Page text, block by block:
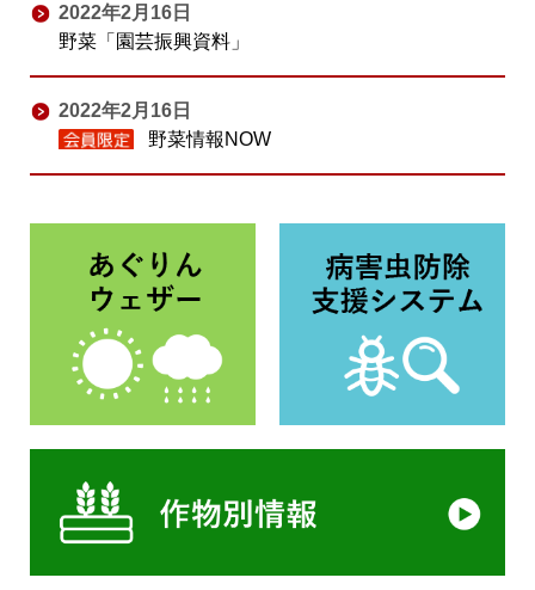
2022年2月16日
野菜「園芸振興資料」
2022年2月16日
野菜情報NOW